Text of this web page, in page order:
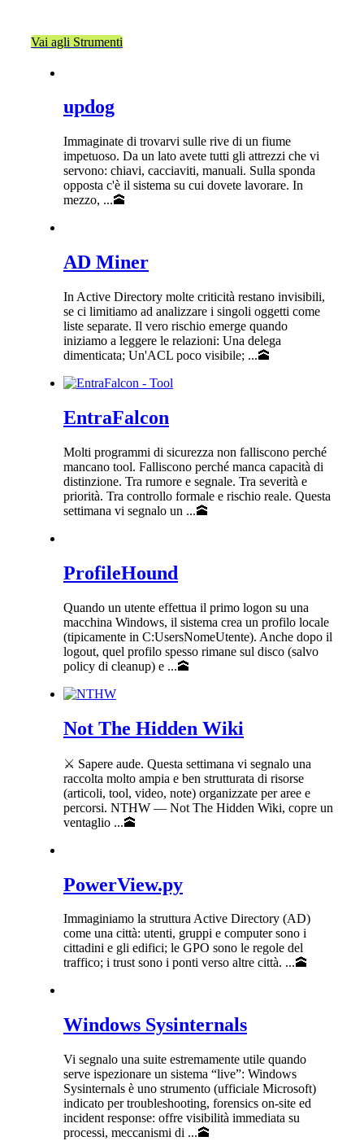
Vai agli Strumenti
updog
Immaginate di trovarvi sulle rive di un fiume
impetuoso. Da un lato avete tutti gli attrezzi che vi
servono: chiavi, cacciaviti, manuali. Sulla sponda
opposta c'è il sistema su cui dovete lavorare. In
mezzo, ...🕋
AD Miner
In Active Directory molte criticità restano invisibili,
se ci limitiamo ad analizzare i singoli oggetti come
liste separate. Il vero rischio emerge quando
iniziamo a leggere le relazioni: Una delega
dimenticata; Un'ACL poco visibile; ...🕋
EntraFalcon
Molti programmi di sicurezza non falliscono perché
mancano tool. Falliscono perché manca capacità di
distinzione. Tra rumore e segnale. Tra severità e
priorità. Tra controllo formale e rischio reale. Questa
settimana vi segnalo un ...🕋
ProfileHound
Quando un utente effettua il primo logon su una
macchina Windows, il sistema crea un profilo locale
(tipicamente in C:UsersNomeUtente). Anche dopo il
logout, quel profilo spesso rimane sul disco (salvo
policy di cleanup) e ...🕋
Not The Hidden Wiki
⚔️ Sapere aude. Questa settimana vi segnalo una
raccolta molto ampia e ben strutturata di risorse
(articoli, tool, video, note) organizzate per aree e
percorsi. NTHW — Not The Hidden Wiki, copre un
ventaglio ...🕋
PowerView.py
Immaginiamo la struttura Active Directory (AD)
come una città: utenti, gruppi e computer sono i
cittadini e gli edifici; le GPO sono le regole del
traffico; i trust sono i ponti verso altre città. ...🕋
Windows Sysinternals
Vi segnalo una suite estremamente utile quando
serve ispezionare un sistema “live”: Windows
Sysinternals è uno strumento (ufficiale Microsoft)
indicato per troubleshooting, forensics on-site ed
incident response: offre visibilità immediata su
processi, meccanismi di ...🕋